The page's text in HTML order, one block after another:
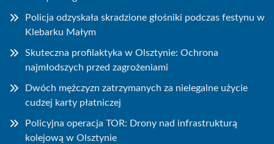
Policja odzyskała skradzione głośniki podczas festynu w
Klebarku Małym
Skuteczna profilaktyka w Olsztynie: Ochrona
najmłodszych przed zagrożeniami
Dwóch mężczyzn zatrzymanych za nielegalne użycie
cudzej karty płatniczej
Policyjna operacja TOR: Drony nad infrastrukturą
kolejową w Olsztynie